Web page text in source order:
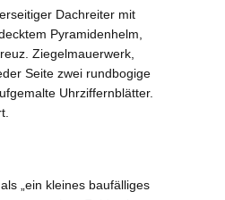
Dachreiter mit
Pyramidenhelm,
Ziegelmauerwerk,
Seite zwei rundbogige
Uhrziffernblätter.
„ein kleines baufälliges